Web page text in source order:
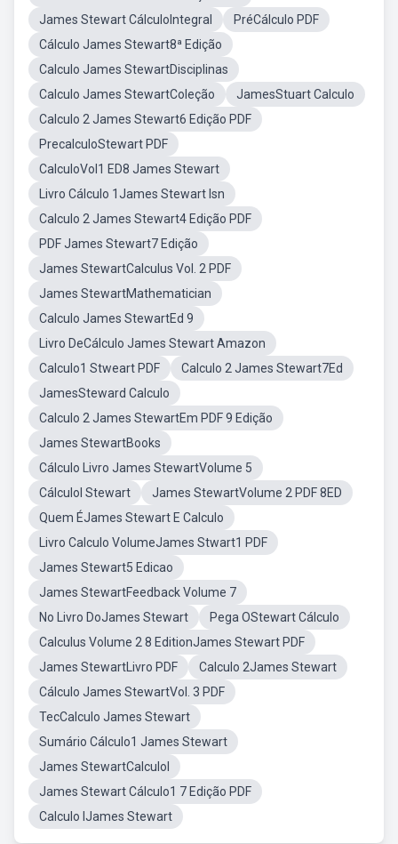
James Stewart CálculoIntegral
PréCálculo PDF
Cálculo James Stewart8ª Edição
Calculo James StewartDisciplinas
Calculo James StewartColeção
JamesStuart Calculo
Calculo 2 James Stewart6 Edição PDF
PrecalculoStewart PDF
CalculoVol1 ED8 James Stewart
Livro Cálculo 1James Stewart Isn
Calculo 2 James Stewart4 Edição PDF
PDF James Stewart7 Edição
James StewartCalculus Vol. 2 PDF
James StewartMathematician
Calculo James StewartEd 9
Livro DeCálculo James Stewart Amazon
Calculo1 Stweart PDF
Calculo 2 James Stewart7Ed
JamesSteward Calculo
Calculo 2 James StewartEm PDF 9 Edição
James StewartBooks
Cálculo Livro James StewartVolume 5
CálculoI Stewart
James StewartVolume 2 PDF 8ED
Quem ÉJames Stewart E Calculo
Livro Calculo VolumeJames Stwart1 PDF
James Stewart5 Edicao
James StewartFeedback Volume 7
No Livro DoJames Stewart
Pega OStewart Cálculo
Calculus Volume 2 8 EditionJames Stewart PDF
James StewartLivro PDF
Calculo 2James Stewart
Cálculo James StewartVol. 3 PDF
TecCalculo James Stewart
Sumário Cálculo1 James Stewart
James StewartCalculol
James Stewart Cálculo1 7 Edição PDF
Calculo IJames Stewart